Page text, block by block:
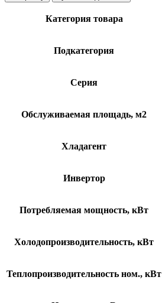
руб..
Внутренний
Energolux
Категория товара
Подкатегория
Серия
Обслуживаемая площадь, м2
Хладагент
Инвертор
Потребляемая мощность, кВт
Холодопроизводительность, кВт
Теплопроизводительность ном., кВт